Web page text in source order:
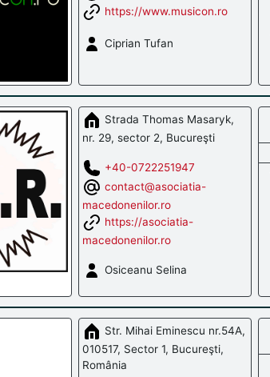
https://www.musicon.ro
Ciprian Tufan
Strada Thomas Masaryk,
nr. 29, sector 2, Bucureşti
+40-0722251947
contact@asociatia-
macedonenilor.ro
https://asociatia-
macedonenilor.ro
Osiceanu Selina
Str. Mihai Eminescu nr.54A,
010517, Sector 1, Bucureşti,
România